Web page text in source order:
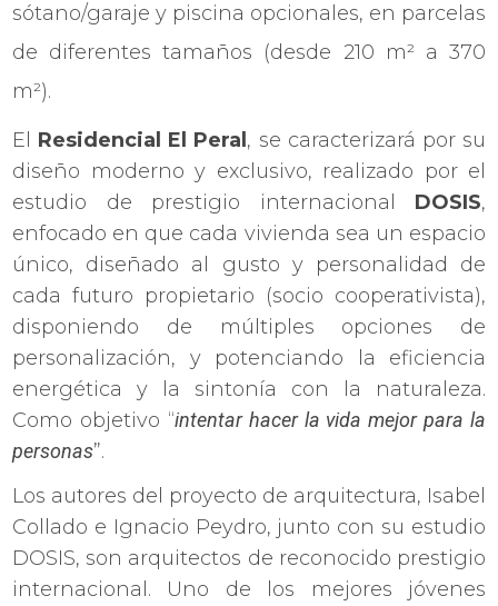
sótano/garaje y piscina opcionales, en parcelas
de diferentes tamaños (desde 210 m² a 370
m²).
El Residencial El Peral , se caracterizará por su
diseño moderno y exclusivo, realizado por el
estudio de prestigio internacional DOSIS,
enfocado en que cada vivienda sea un espacio
único, diseñado al gusto y personalidad de
cada futuro propietario (socio cooperativista),
disponiendo de múltiples opciones de
personalización, y potenciando la eficiencia
energética y la sintonía con la naturaleza.
Como objetivo “intentar hacer la vida mejor para la
personas”.
Los autores del proyecto de arquitectura, Isabel
Collado e Ignacio Peydro, junto con su estudio
DOSIS, son arquitectos de reconocido prestigio
internacional. Uno de los mejores jóvenes